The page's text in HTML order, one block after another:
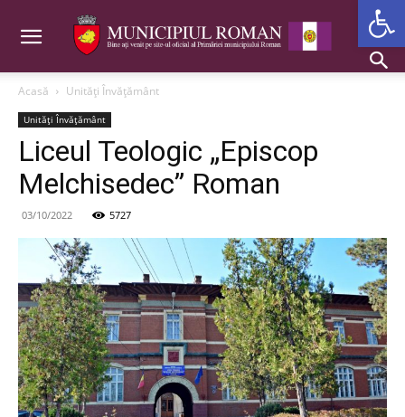
Acasă Unități Învățământ
Unități Învățământ
Liceul Teologic „Episcop
Melchisedec” Roman
03/10/2022 5727